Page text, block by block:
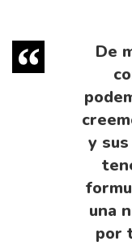
De
y
una
por